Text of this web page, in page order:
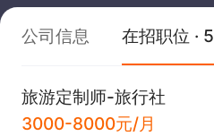
公司信息 在招职位 · 5
旅游定制师-旅行社
3000-8000元/月